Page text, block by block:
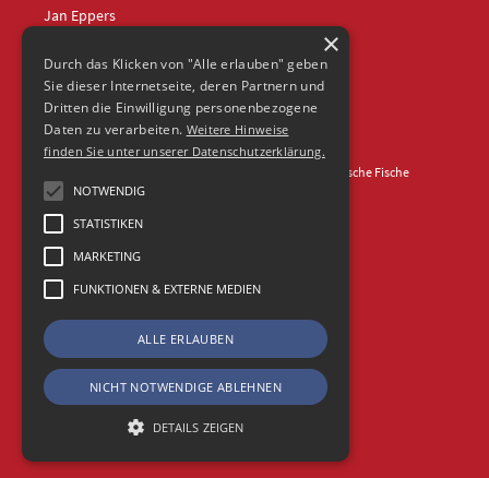
Jan Eppers
jep@frische-fische.com
© 2026 Agentur Frische Fische
×
Durch das Klicken von "Alle erlauben" geben
Sie dieser Internetseite, deren Partnern und
Dritten die Einwilligung personenbezogene
Daten zu verarbeiten. Weitere Hinweise
finden Sie unter unserer Datenschutzerklärung.
NOTWENDIG
STATISTIKEN
MARKETING
FUNKTIONEN & EXTERNE MEDIEN
ALLE ERLAUBEN
NICHT NOTWENDIGE ABLEHNEN
DETAILS ZEIGEN